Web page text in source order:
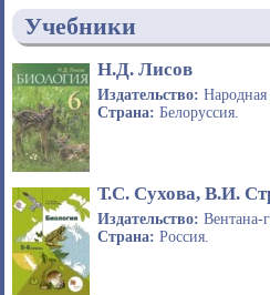
Учебники
Н.Д. Лисов
Издательство: Народная
Страна: Белоруссия.
Т.С. Сухова, В.И.
Издательство: Вентана-
Страна: Россия.